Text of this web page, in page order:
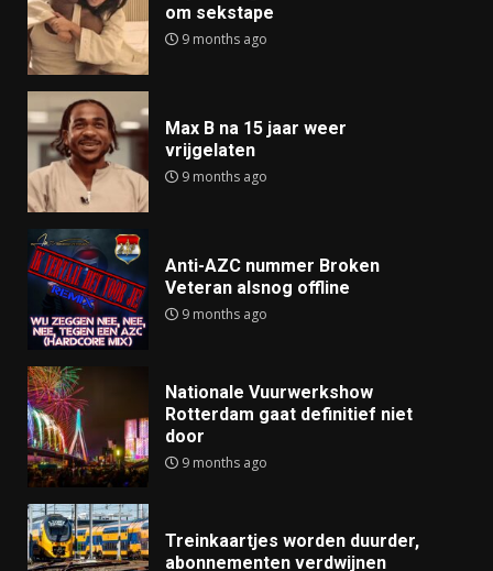
om sekstape
9 months ago
Max B na 15 jaar weer
vrijgelaten
9 months ago
Anti-AZC nummer Broken
Veteran alsnog offline
9 months ago
Nationale Vuurwerkshow
Rotterdam gaat definitief niet
door
9 months ago
Treinkaartjes worden duurder,
abonnementen verdwijnen